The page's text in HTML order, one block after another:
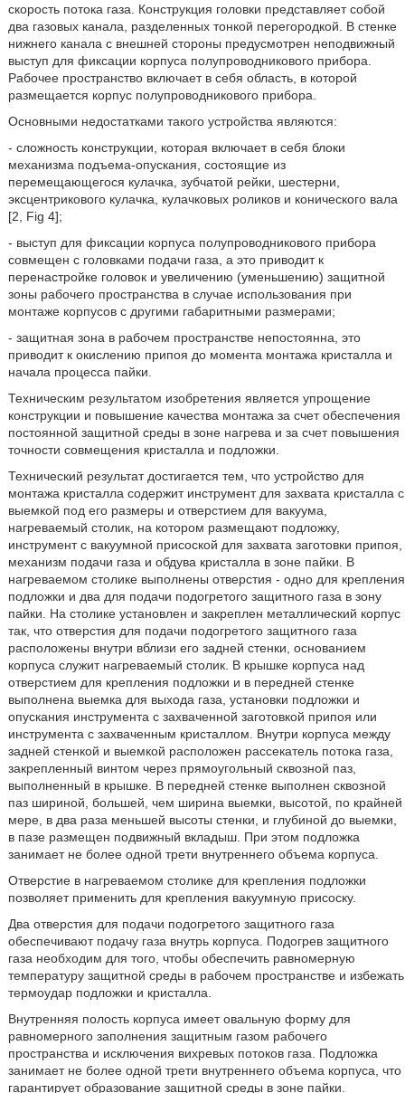
скорость потока газа. Конструкция головки представляет собой
два газовых канала, разделенных тонкой перегородкой. В стенке
нижнего канала с внешней стороны предусмотрен неподвижный
выступ для фиксации корпуса полупроводникового прибора.
Рабочее пространство включает в себя область, в которой
размещается корпус полупроводникового прибора.
Основными недостатками такого устройства являются:
- сложность конструкции, которая включает в себя блоки
механизма подъема-опускания, состоящие из
перемещающегося кулачка, зубчатой рейки, шестерни,
эксцентрикового кулачка, кулачковых роликов и конического вала
[2, Fig 4];
- выступ для фиксации корпуса полупроводникового прибора
совмещен с головками подачи газа, а это приводит к
перенастройке головок и увеличению (уменьшению) защитной
зоны рабочего пространства в случае использования при
монтаже корпусов с другими габаритными размерами;
- защитная зона в рабочем пространстве непостоянна, это
приводит к окислению припоя до момента монтажа кристалла и
начала процесса пайки.
Техническим результатом изобретения является упрощение
конструкции и повышение качества монтажа за счет обеспечения
постоянной защитной среды в зоне нагрева и за счет повышения
точности совмещения кристалла и подложки.
Технический результат достигается тем, что устройство для
монтажа кристалла содержит инструмент для захвата кристалла с
выемкой под его размеры и отверстием для вакуума,
нагреваемый столик, на котором размещают подложку,
инструмент с вакуумной присоской для захвата заготовки припоя,
механизм подачи газа и обдува кристалла в зоне пайки. В
нагреваемом столике выполнены отверстия - одно для крепления
подложки и два для подачи подогретого защитного газа в зону
пайки. На столике установлен и закреплен металлический корпус
так, что отверстия для подачи подогретого защитного газа
расположены внутри вблизи его задней стенки, основанием
корпуса служит нагреваемый столик. В крышке корпуса над
отверстием для крепления подложки и в передней стенке
выполнена выемка для выхода газа, установки подложки и
опускания инструмента с захваченной заготовкой припоя или
инструмента с захваченным кристаллом. Внутри корпуса между
задней стенкой и выемкой расположен рассекатель потока газа,
закрепленный винтом через прямоугольный сквозной паз,
выполненный в крышке. В передней стенке выполнен сквозной
паз шириной, большей, чем ширина выемки, высотой, по крайней
мере, в два раза меньшей высоты стенки, и глубиной до выемки,
в пазе размещен подвижный вкладыш. При этом подложка
занимает не более одной трети внутреннего объема корпуса.
Отверстие в нагреваемом столике для крепления подложки
позволяет применить для крепления вакуумную присоску.
Два отверстия для подачи подогретого защитного газа
обеспечивают подачу газа внутрь корпуса. Подогрев защитного
газа необходим для того, чтобы обеспечить равномерную
температуру защитной среды в рабочем пространстве и избежать
термоудар подложки и кристалла.
Внутренняя полость корпуса имеет овальную форму для
равномерного заполнения защитным газом рабочего
пространства и исключения вихревых потоков газа. Подложка
занимает не более одной трети внутреннего объема корпуса, что
гарантирует образование защитной среды в зоне пайки.